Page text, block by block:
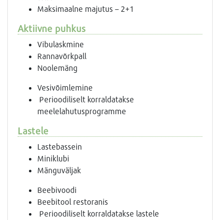
Maksimaalne majutus – 2+1
Aktiivne puhkus
Vibulaskmine
Rannavõrkpall
Noolemäng
Vesivõimlemine
Perioodiliselt korraldatakse
meelelahutusprogramme
Lastele
Lastebassein
Miniklubi
Mänguväljak
Beebivoodi
Beebitool restoranis
Perioodiliselt korraldatakse lastele